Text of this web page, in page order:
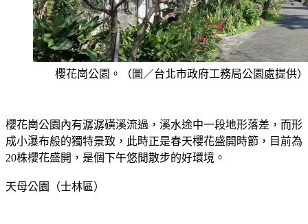
櫻花崗公園。（圖／台北市政府工務局公園處提供）
櫻花崗公園內有潺潺磺溪流過，溪水途中一段地形落差，而形
成小瀑布般的獨特景致，此時正是春天櫻花盛開時節，目前為
20株櫻花盛開，是個下午悠閒散步的好環境。
天母公園（士林區）